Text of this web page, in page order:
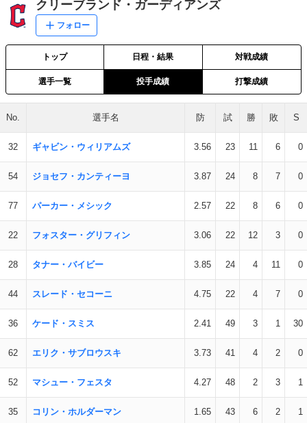
クリーブランド・ガーディアンズ
フォロー
トップ 日程・結果 対戦成績
選手一覧 投手成績 打撃成績
No. 選手名 防 試 勝 敗 S
32 ギャビン・ウィリアムズ 3.56 23 11 6 0
54 ジョセフ・カンティーヨ 3.87 24 8 7 0
77 パーカー・メシック 2.57 22 8 6 0
22 フォスター・グリフィン 3.06 22 12 3 0
28 タナー・バイビー 3.85 24 4 11 0
44 スレード・セコーニ 4.75 22 4 7 0
36 ケード・スミス 2.41 49 3 1 30
62 エリク・サブロウスキ 3.73 41 4 2 0
52 マシュー・フェスタ 4.27 48 2 3 1
35 コリン・ホルダーマン 1.65 43 6 2 1